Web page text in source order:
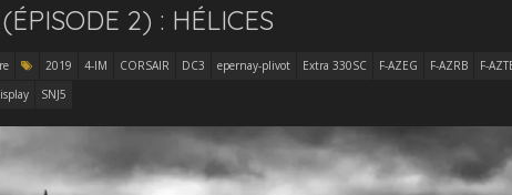
2) : HÉLICES
2019 4-IM CORSAIR DC3 epernay-plivot Extra 330SC F-AZEG F-AZRB
F-
SNJ5